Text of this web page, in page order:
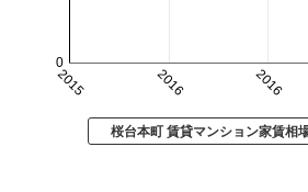
2015 2016 2016
0
桜台本町 賃貸マンション家賃相